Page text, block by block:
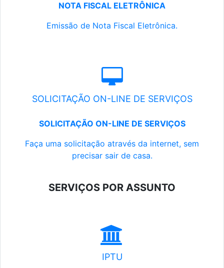
NOTA FISCAL ELETRÔNICA
Emissão de Nota Fiscal Eletrônica.
SOLICITAÇÃO ON-LINE DE SERVIÇOS
SOLICITAÇÃO ON-LINE DE SERVIÇOS
Faça uma solicitação através da internet, sem
precisar sair de casa.
SERVIÇOS POR ASSUNTO
IPTU